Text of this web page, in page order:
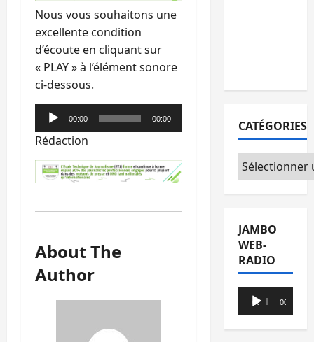
Nous vous souhaitons une
excellente condition
d’écoute en cliquant sur
« PLAY » à l’élément sonore
ci-dessous.
Lecteur
audio
00:00 00:00
Rédaction
About The
Author
CATÉGORIES
Catégories
JAMBO
WEB-
RADIO
Lecteur
audio
00:00 00:00